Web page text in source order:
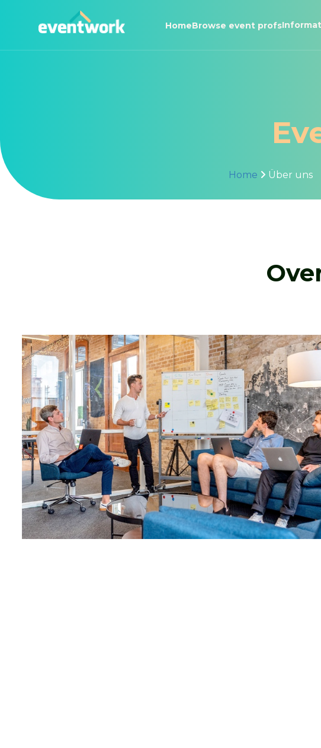
HomeBrowse event profs
Home Über uns